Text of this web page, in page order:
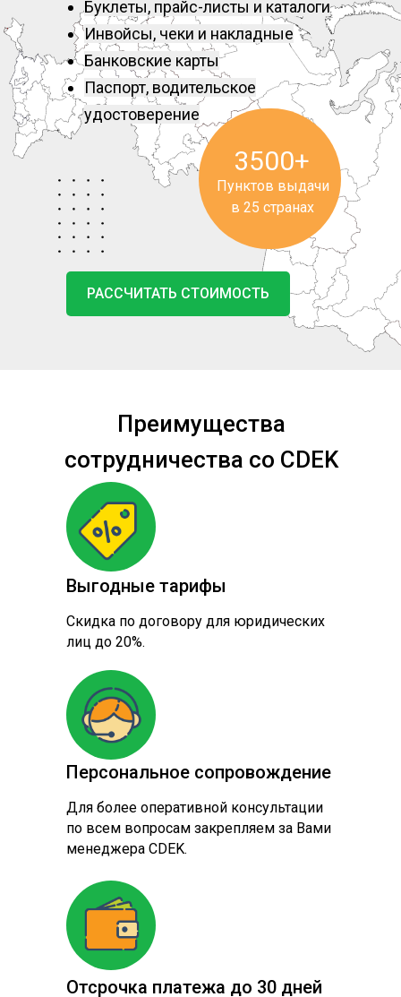
Буклеты, прайс-листы и каталоги
Инвойсы, чеки и накладные
Банковские карты
Паспорт, водительское
удостоверение
РАССЧИТАТЬ СТОИМОСТЬ
3500+
Пунктов выдачи
в 25 странах
Отсрочка платежа до 30 дней
Для более оперативной консультации
по всем вопросам закрепляем за Вами
менеджера CDEK.
Персональное сопровождение
Скидка по договору для юридических
лиц до 20%.
Выгодные тарифы
Преимущества
сотрудничества со CDEK